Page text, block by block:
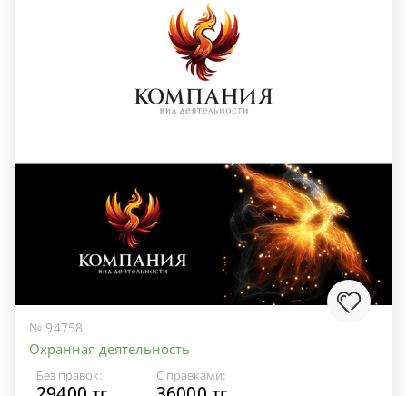
№ 94758
Охранная деятельность
Без правок: С правками: